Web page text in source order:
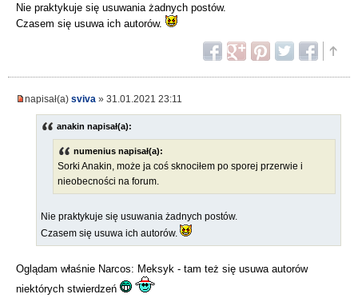
Nie praktykuje się usuwania żadnych postów.
Czasem się usuwa ich autorów.
napisał(a) sviva » 31.01.2021 23:11
anakin napisał(a):
numenius napisał(a):
Sorki Anakin, może ja coś sknociłem po sporej przerwie i
nieobecności na forum.
Nie praktykuje się usuwania żadnych postów.
Czasem się usuwa ich autorów.
Oglądam właśnie Narcos: Meksyk - tam też się usuwa autorów
niektórych stwierdzeń